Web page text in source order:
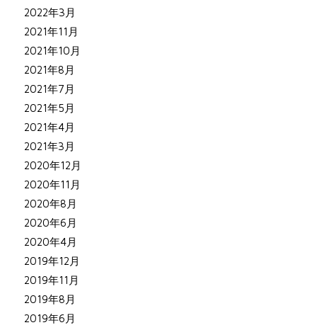
2022年3月
2021年11月
2021年10月
2021年8月
2021年7月
2021年5月
2021年4月
2021年3月
2020年12月
2020年11月
2020年8月
2020年6月
2020年4月
2019年12月
2019年11月
2019年8月
2019年6月